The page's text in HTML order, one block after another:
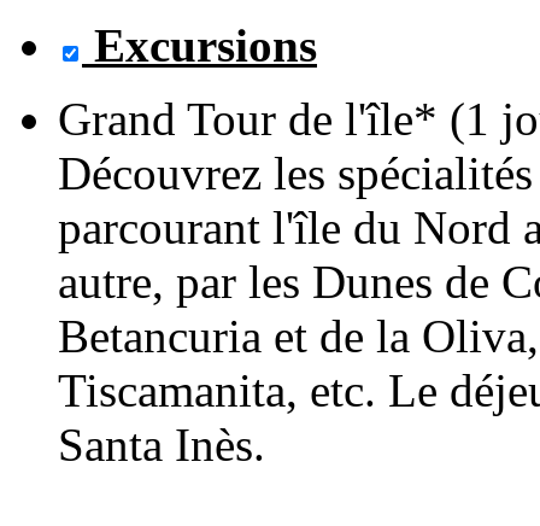
Excursions
Grand Tour de l'île* (1
Découvrez les
parcourant l'île du Nord
autre, par les Dunes de
Betancuria et de la
Tiscamanita, etc. Le
Santa Inès.